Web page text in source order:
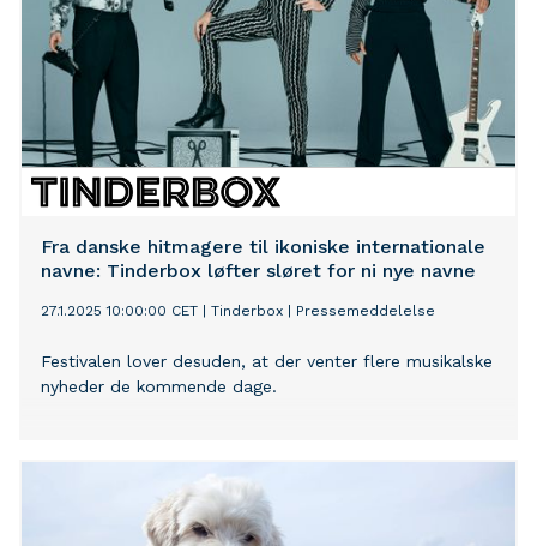
Fra danske hitmagere til ikoniske internationale
navne: Tinderbox løfter sløret for ni nye navne
27.1.2025 10:00:00 CET Tinderbox Pressemeddelelse
Festivalen lover desuden, at der venter flere musikalske
nyheder de kommende dage.